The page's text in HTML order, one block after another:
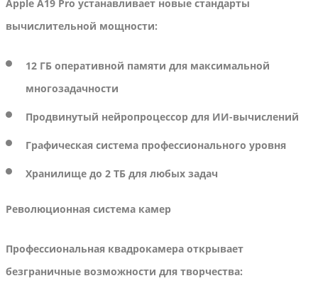
Apple A19 Pro устанавливает новые стандарты
вычислительной мощности:
12 ГБ оперативной памяти для максимальной
многозадачности
Продвинутый нейропроцессор для ИИ-вычислений
Графическая система профессионального уровня
Хранилище до 2 ТБ для любых задач
Революционная система камер
Профессиональная квадрокамера открывает
безграничные возможности для творчества: